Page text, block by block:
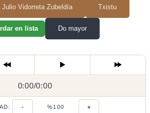
Julio Vidorreta Zubeldía Txistu
en lista Do mayor
0:00/
0:00/0:00
- %100 +